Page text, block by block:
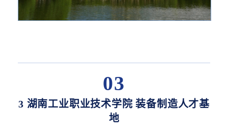
03
3 湖南工业职业技术学院 装备制造人才基
地